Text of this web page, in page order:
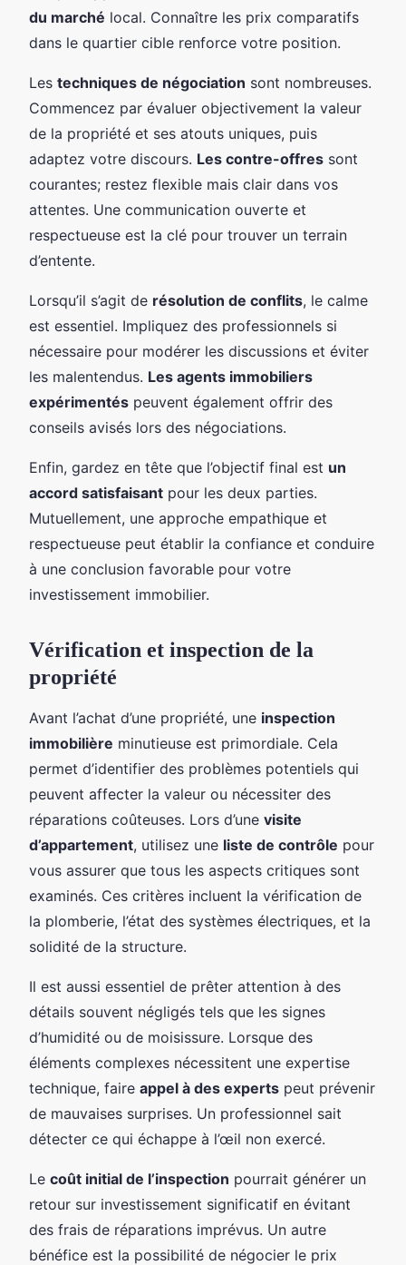
du marché local. Connaître les prix comparatifs
dans le quartier cible renforce votre position.
Les techniques de négociation sont nombreuses.
Commencez par évaluer objectivement la valeur
de la propriété et ses atouts uniques, puis
adaptez votre discours. Les contre-offres sont
courantes; restez flexible mais clair dans vos
attentes. Une communication ouverte et
respectueuse est la clé pour trouver un terrain
d’entente.
Lorsqu’il s’agit de résolution de conflits, le calme
est essentiel. Impliquez des professionnels si
nécessaire pour modérer les discussions et éviter
les malentendus. Les agents immobiliers
expérimentés peuvent également offrir des
conseils avisés lors des négociations.
Enfin, gardez en tête que l’objectif final est un
accord satisfaisant pour les deux parties.
Mutuellement, une approche empathique et
respectueuse peut établir la confiance et conduire
à une conclusion favorable pour votre
investissement immobilier.
Vérification et inspection de la
propriété
Avant l’achat d’une propriété, une inspection
immobilière minutieuse est primordiale. Cela
permet d’identifier des problèmes potentiels qui
peuvent affecter la valeur ou nécessiter des
réparations coûteuses. Lors d’une visite
d’appartement, utilisez une liste de contrôle pour
vous assurer que tous les aspects critiques sont
examinés. Ces critères incluent la vérification de
la plomberie, l’état des systèmes électriques, et la
solidité de la structure.
Il est aussi essentiel de prêter attention à des
détails souvent négligés tels que les signes
d’humidité ou de moisissure. Lorsque des
éléments complexes nécessitent une expertise
technique, faire appel à des experts peut prévenir
de mauvaises surprises. Un professionnel sait
détecter ce qui échappe à l’œil non exercé.
Le coût initial de l’inspection pourrait générer un
retour sur investissement significatif en évitant
des frais de réparations imprévus. Un autre
bénéfice est la possibilité de négocier le prix